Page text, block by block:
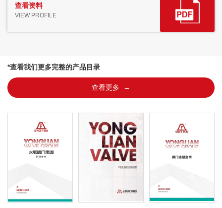
查看资料
VIEW PROFILE
*查看我们更多完整的产品目录
查看更多 →